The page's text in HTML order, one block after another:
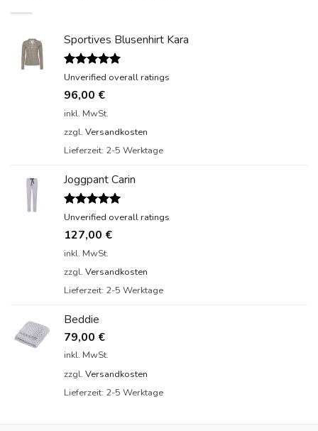
Sportives Blusenhirt Kara
Bewertet
von 5
Unverified overall ratings
96,00 €
inkl. MwSt.
zzgl. Versandkosten
Lieferzeit: 2-5 Werktage
Joggpant Carin
Bewertet
von 5
Unverified overall ratings
127,00 €
inkl. MwSt.
zzgl. Versandkosten
Lieferzeit: 2-5 Werktage
Beddie
79,00 €
inkl. MwSt.
zzgl. Versandkosten
Lieferzeit: 2-5 Werktage